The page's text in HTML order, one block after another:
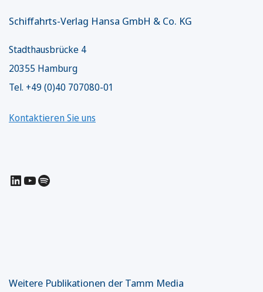
Schiffahrts-Verlag Hansa GmbH & Co. KG
Stadthausbrücke 4
20355 Hamburg
Tel. +49 (0)40 707080-01
Kontaktieren Sie uns
LinkedIn
YouTube
Spotify
Weitere Publikationen der Tamm Media